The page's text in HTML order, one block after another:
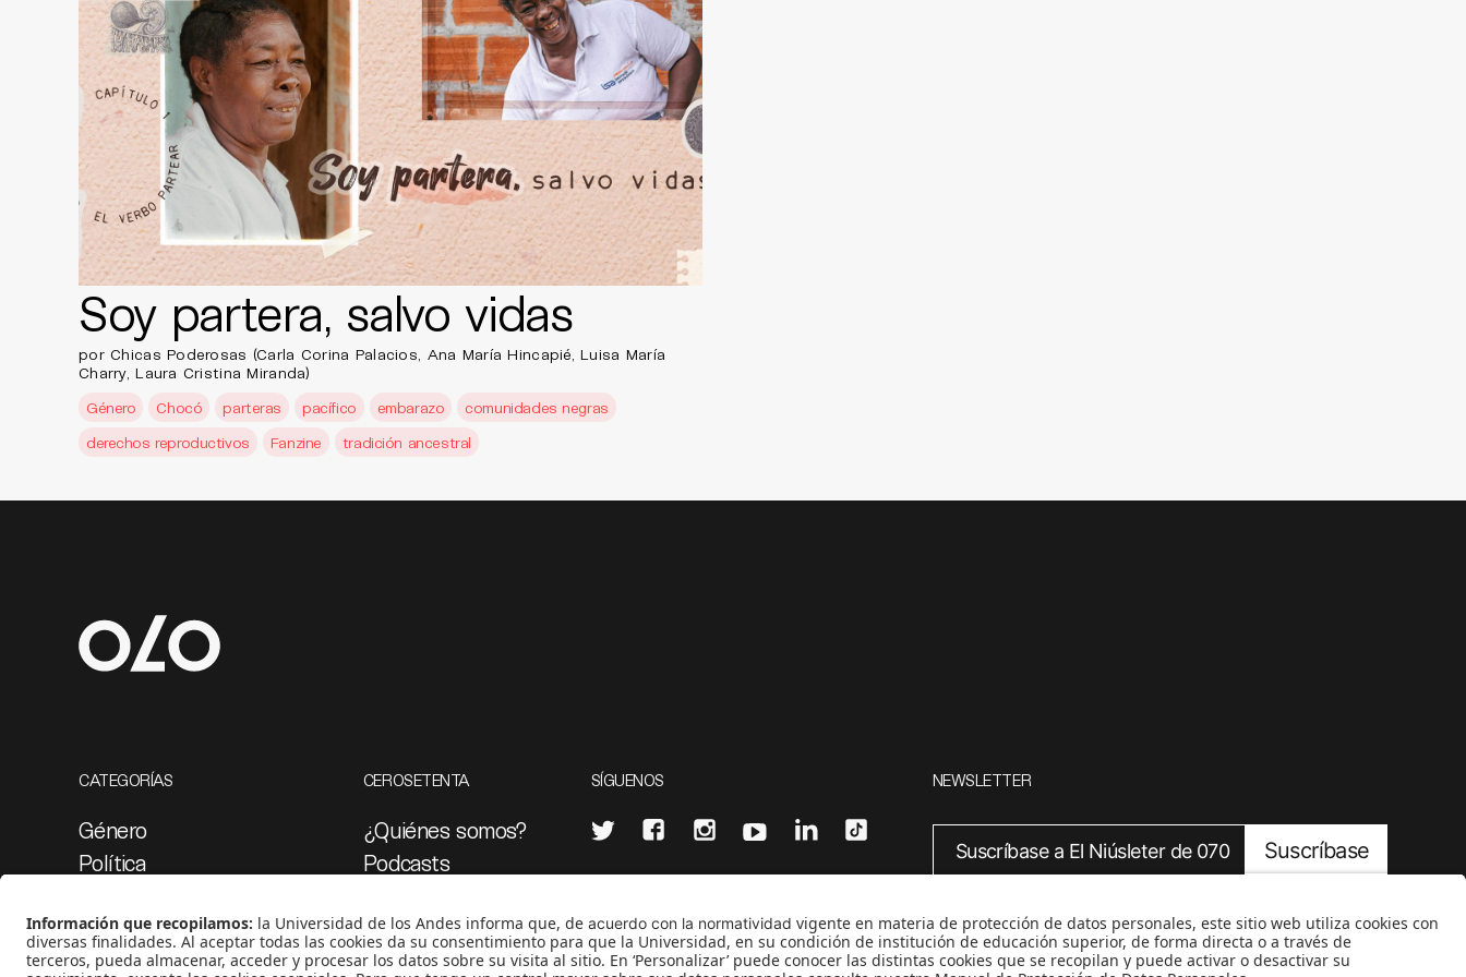
Soy partera, salvo vidas
por Chicas Poderosas (Carla Corina Palacios, Ana María Hincapié, Luisa María
Charry, Laura Cristina Miranda)
Género
Chocó parteras pacífico embarazo
comunidades negras
derechos reproductivos
Fanzine tradición ancestral
CATEGORÍAS
Género
Política
Medio ambiente
Medios y periodismo
CEROSETENTA
¿Quiénes somos?
Podcasts
Proyectos 070
SÍGUENOS
CONTÁCTANOS
cerosetenta@uniandes.edu.co
NEWSLETTER
Suscríbase